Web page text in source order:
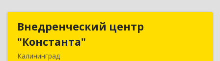
Внедренческий центр
"Константа"
Калининград
Внедренческий центр